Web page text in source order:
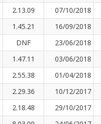
2.13.09 07/10/2018
1.45.21 16/09/2018
DNF 23/06/2018
1.47.11 03/06/2018
2.55.38 01/04/2018
2.29.36 10/12/2017
2.18.48 29/10/2017